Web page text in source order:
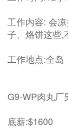
工作内容: 会
子、烙饼这些,
工作地点:全岛
G9-WP肉丸厂
底薪:$1600